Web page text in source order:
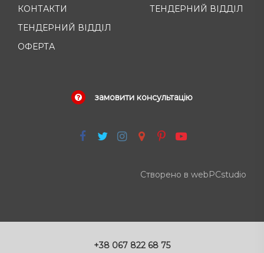
КОНТАКТИ
ТЕНДЕРНИЙ ВІДДІЛ
ОФЕРТА
ТЕНДЕРНИЙ ВІДДІЛ
замовити консультацію
Створено в webPCstudio
+38 067 822 68 75